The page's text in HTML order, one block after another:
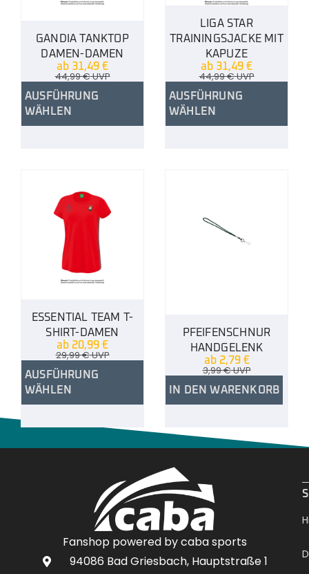
GANDIA TANKTOP
DAMEN-DAMEN
ab 31,49 €
44,99€UVP
AUSFÜHRUNG
WÄHLEN
LIGA STAR
TRAININGSJACKE MIT
KAPUZE
ab 31,49 €
44,99€UVP
AUSFÜHRUNG
WÄHLEN
ESSENTIAL TEAM T-
SHIRT-DAMEN
ab 20,99 €
29,99€UVP
AUSFÜHRUNG
WÄHLEN
PFEIFENSCHNUR
HANDGELENK
ab 2,79 €
3,99€UVP
IN DEN WARENKORB
Fanshop powered by caba sports
94086 Bad Griesbach, Hauptstraße 1